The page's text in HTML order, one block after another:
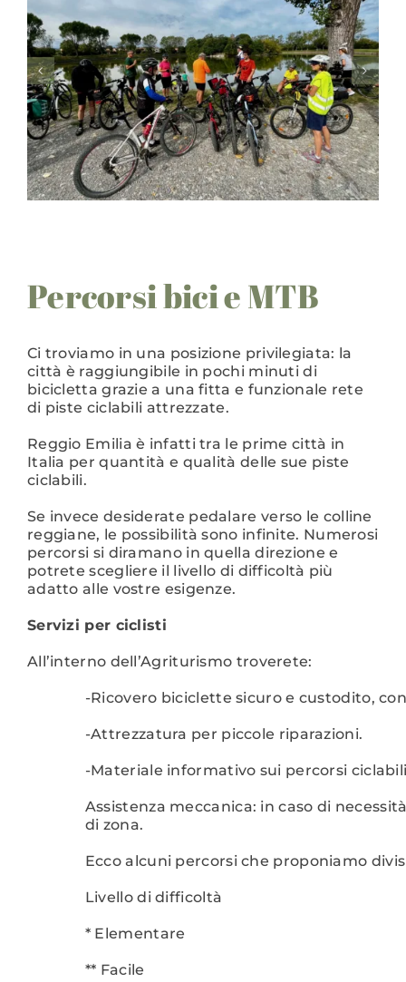
Percorsi bici e MTB
Ci troviamo in una posizione privilegiata: la
città è raggiungibile in pochi minuti di
bicicletta grazie a una fitta e funzionale rete
di piste ciclabili attrezzate.
Reggio Emilia è infatti tra le prime città in
Italia per quantità e qualità delle sue piste
ciclabili.
Se invece desiderate pedalare verso le colline
reggiane, le possibilità sono infinite. Numerosi
percorsi si diramano in quella direzione e
potrete scegliere il livello di difficoltà più
adatto alle vostre esigenze.
Servizi per ciclisti
All’interno dell’Agriturismo troverete:
-Ricovero biciclette sicuro e custodito,
-Attrezzatura per piccole riparazioni.
-Materiale informativo sui percorsi
Assistenza meccanica: in caso di
di zona.
Ecco alcuni percorsi che proponiamo
Livello di difficoltà
* Elementare
** Facile